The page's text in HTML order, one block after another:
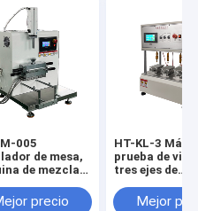
005
de mesa,
de mezcla
precisión
precio
HT-KL-3
prueba de
tres ejes de
estación de
Mejor